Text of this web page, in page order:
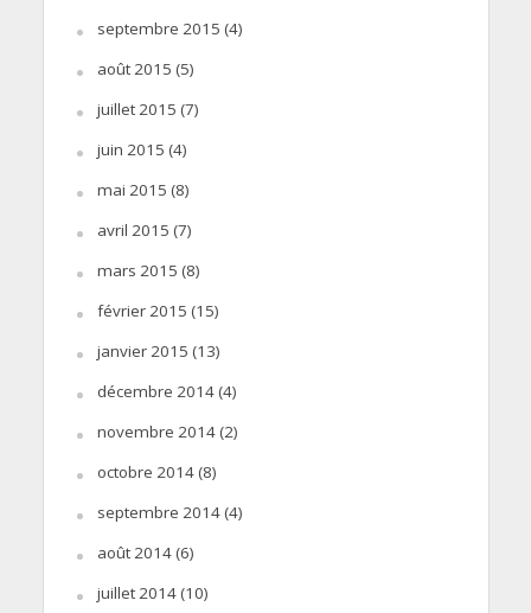
septembre 2015 (4)
août 2015 (5)
juillet 2015 (7)
juin 2015 (4)
mai 2015 (8)
avril 2015 (7)
mars 2015 (8)
février 2015 (15)
janvier 2015 (13)
décembre 2014(4)
novembre 2014(2)
octobre 2014(8)
septembre 2014(4)
août 2014(6)
juillet 2014(10)